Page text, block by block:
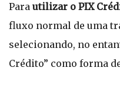
Para utilizar o PIX
fluxo normal de uma
selecionando, no
Crédito” como forma